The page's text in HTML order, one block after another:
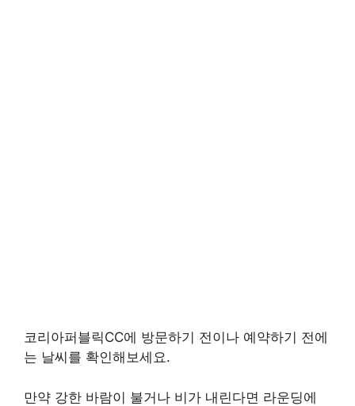
코리아퍼블릭CC에 방문하기 전이나 예약하기 전에
는 날씨를 확인해보세요.
만약 강한 바람이 불거나 비가 내린다면 라운딩에